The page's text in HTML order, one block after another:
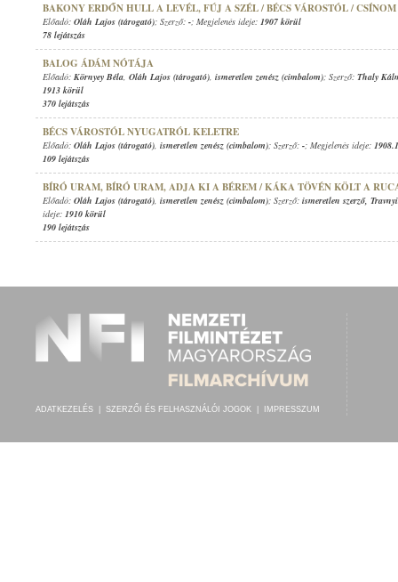
BAKONY ERDŐN HULL A LEVÉL, FÚJ A SZÉL / BÉCS VÁROSTÓL /
Előadó: Oláh Lajos (tárogató); Szerző: -; Megjelenés ideje: 1907 körül
78 lejátszás
BALOG ÁDÁM NÓTÁJA
Előadó: Környey Béla, Oláh Lajos (tárogató), ismeretlen zenész (cimbalom); Szerző: Thaly
1913 körül
370 lejátszás
BÉCS VÁROSTÓL NYUGATRÓL KELETRE
Előadó: Oláh Lajos (tárogató), ismeretlen zenész (cimbalom); Szerző: -; Megjelenés ideje:
109 lejátszás
BÍRÓ URAM, BÍRÓ URAM, ADJA KI A BÉREM / KÁKA TÖVÉN KÖLT A
Előadó: Oláh Lajos (tárogató), ismeretlen zenész (cimbalom); Szerző: ismeretlen szerző,
ideje: 1910 körül
190 lejátszás
ADATKEZELÉS SZERZŐI ÉS FELHASZNÁLÓI JOGOK IMPRESSZUM